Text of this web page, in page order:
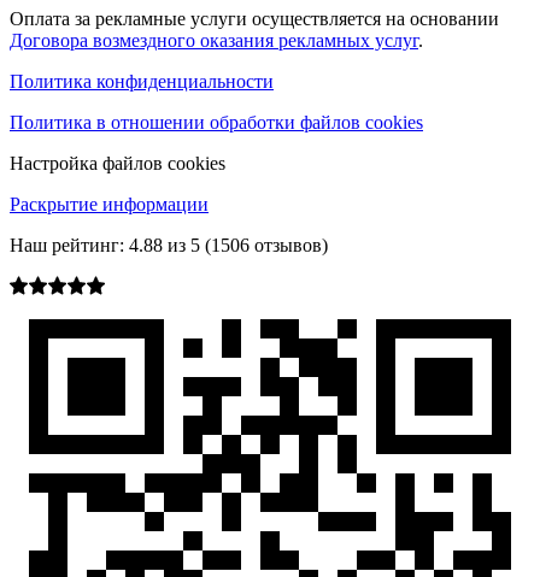
Оплата за рекламные услуги осуществляется на основании
Договора возмездного оказания рекламных услуг.
Политика конфиденциальности
Политика в отношении обработки файлов cookies
Настройка файлов cookies
Раскрытие информации
Наш рейтинг: 4.88 из 5 (1506 отзывов)